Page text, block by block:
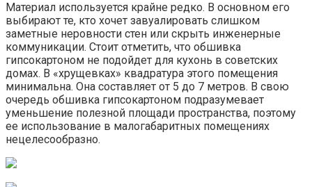
Материал используется крайне редко. В основном его
выбирают те, кто хочет завуалировать слишком
заметные неровности стен или скрыть инженерные
коммуникации. Стоит отметить, что обшивка
гипсокартоном не подойдет для кухонь в советских
домах. В «хрущевках» квадратура этого помещения
минимальна. Она составляет от 5 до 7 метров. В свою
очередь обшивка гипсокартоном подразумевает
уменьшение полезной площади пространства, поэтому
ее использование в малогабаритных помещениях
нецелесообразно.